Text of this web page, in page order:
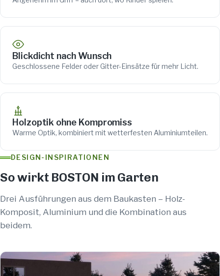
Blickdicht nach Wunsch
Geschlossene Felder oder Gitter-Einsätze für mehr Licht.
Holzoptik ohne Kompromiss
Warme Optik, kombiniert mit wetterfesten Aluminiumteilen.
DESIGN-INSPIRATIONEN
So wirkt BOSTON im Garten
Drei Ausführungen aus dem Baukasten – Holz-
Komposit, Aluminium und die Kombination aus
beidem.